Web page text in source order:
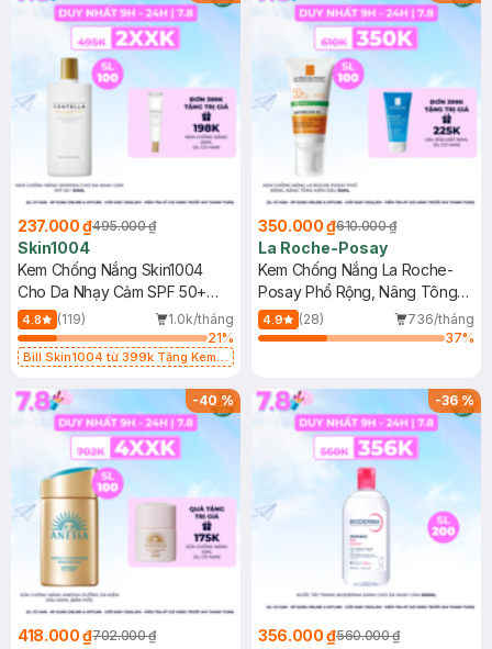
237.000 ₫495.000 ₫
Skin1004
Kem Chống Nắng Skin1004
Cho Da Nhạy Cảm SPF 50+
50ml
4.8 (119)
1.0k/tháng
21%
Bill Skin1004 từ 399k Tặng Kem
SPF 50+ 20ml (SL Có Hạn)
350.000 ₫610.000 ₫
La Roche-Posay
Kem Chống Nắng La Roche-
Posay Phổ Rộng, Nâng Tông
Kiềm Dầu 50ml
4.9 (28)
736/tháng
37%
-40%
418.000 ₫702.000 ₫
-36%
356.000 ₫560.000 ₫